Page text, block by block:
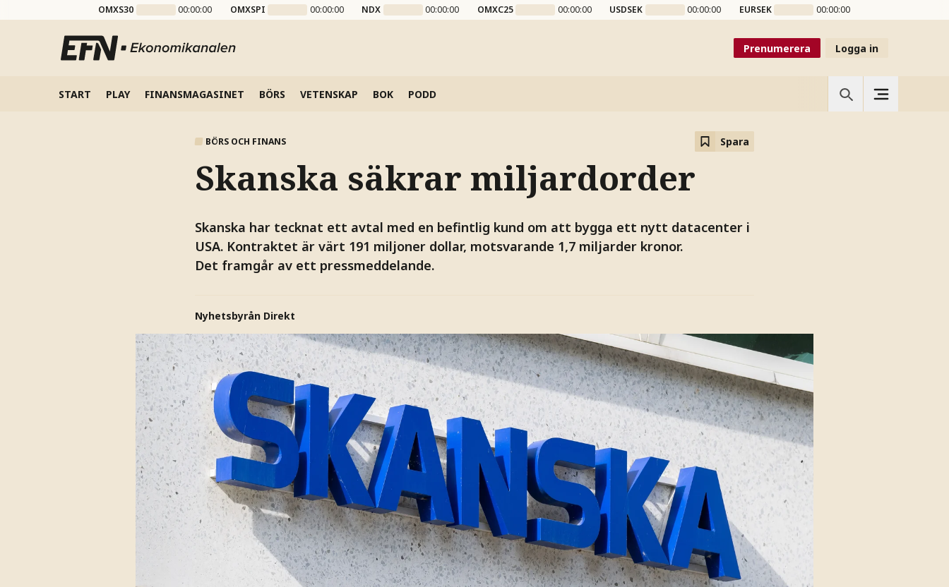
OMXS30 00:00:00 OMXSPI 00:00:00 NDX 00:00:00 OMXC25 00:00:00 USDSEK 00:00:00 EURSEK 00:00:00
Prenumerera Logga in
START PLAY FINANSMAGASINET BÖRS VETENSKAP BOK PODD
BÖRS OCH FINANS Spara
Skanska säkrar miljardorder
Skanska har tecknat ett avtal med en befintlig kund om att bygga ett nytt datacenter i
USA. Kontraktet är värt 191 miljoner dollar, motsvarande 1,7 miljarder kronor.
Det framgår av ett pressmeddelande.
Nyhetsbyrån Direkt